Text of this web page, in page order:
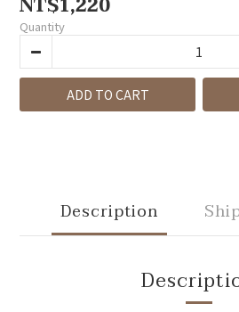
NT$1,220
Quantity
ADD TO CART
Description